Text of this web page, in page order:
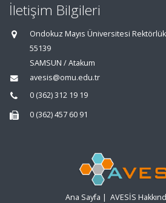
İletişim Bilgileri
Ondokuz Mayıs Üniversitesi
55139
SAMSUN / Atakum
avesis@omu.edu.tr
0 (362) 312 19 19
0 (362) 457 60 91
Ana Sayfa | AVESİS